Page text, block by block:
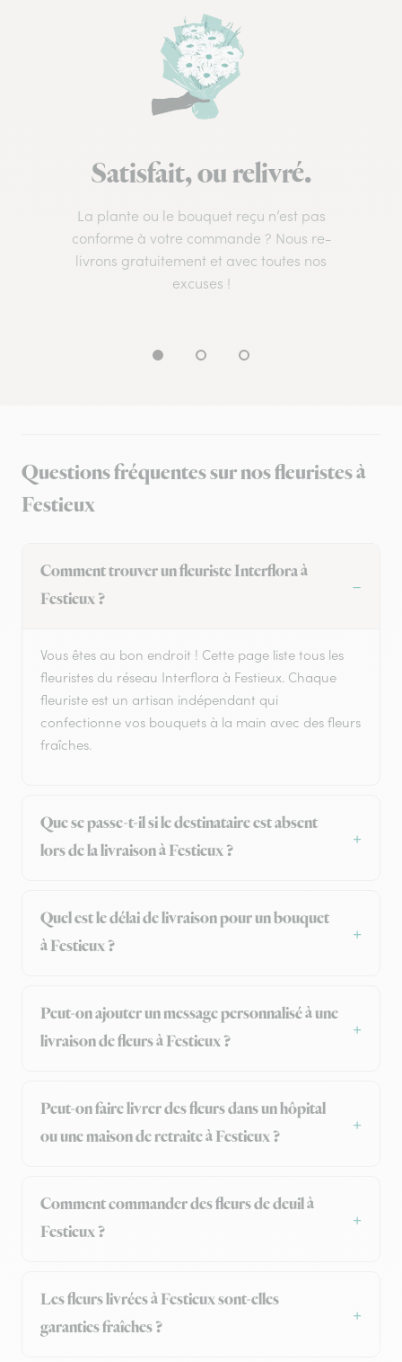
Satisfait, ou relivré.
La plante ou le bouquet reçu n’est pas
conforme à votre commande ? Nous re-
livrons gratuitement et avec toutes nos
excuses !
Questions fréquentes sur nos fleuristes à
Festieux
Comment trouver un fleuriste Interflora à
Festieux ?
Vous êtes au bon endroit ! Cette page liste tous les
fleuristes du réseau Interflora à Festieux. Chaque
fleuriste est un artisan indépendant qui
confectionne vos bouquets à la main avec des fleurs
fraîches.
Que se passe-t-il si le destinataire est absent
lors de la livraison à Festieux ?
Quel est le délai de livraison pour un bouquet
à Festieux ?
Peut-on ajouter un message personnalisé à une
livraison de fleurs à Festieux ?
Peut-on faire livrer des fleurs dans un hôpital
ou une maison de retraite à Festieux ?
Comment commander des fleurs de deuil à
Festieux ?
Les fleurs livrées à Festieux sont-elles
garanties fraîches ?